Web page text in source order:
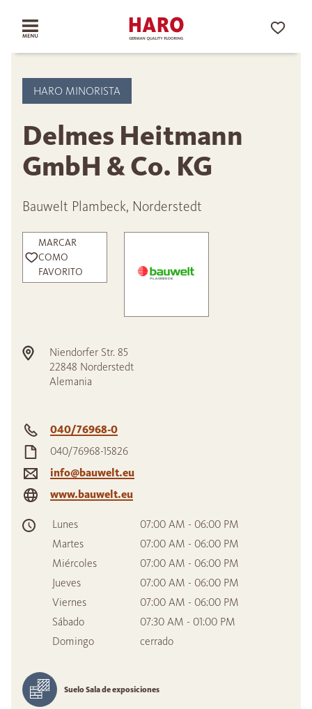
HARO MINORISTA
Delmes Heitmann
GmbH & Co. KG
Bauwelt Plambeck, Norderstedt
MARCAR
COMO
FAVORITO
Niendorfer Str. 85
22848 Norderstedt
Alemania
040/76968-0
040/76968-15826
info@bauwelt.eu
www.bauwelt.eu
Lunes
07:00 AM - 06:00 PM
Martes
07:00 AM - 06:00 PM
Miércoles
07:00 AM - 06:00 PM
Jueves
07:00 AM - 06:00 PM
Viernes
07:00 AM - 06:00 PM
Sábado
07:30 AM - 01:00 PM
Domingo
cerrado
Suelo Sala de exposiciones